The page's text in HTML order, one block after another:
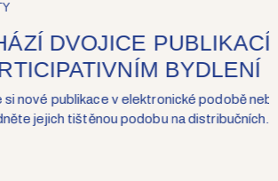
PUBLIKACÍ
BYDLENÍ
v elektronické podobě nebo
tištěnou podobu na distribučních...